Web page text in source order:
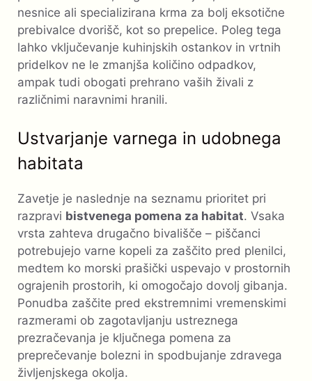
nesnice ali specializirana krma za bolj eksotične
prebivalce dvorišč, kot so prepelice. Poleg tega
lahko vključevanje kuhinjskih ostankov in vrtnih
pridelkov ne le zmanjša količino odpadkov,
ampak tudi obogati prehrano vaših živali z
različnimi naravnimi hranili.
Ustvarjanje varnega in udobnega
habitata
Zavetje je naslednje na seznamu prioritet pri
razpravi bistvenega pomena za habitat. Vsaka
vrsta zahteva drugačno bivališče – ​​piščanci
potrebujejo varne kopeli za zaščito pred plenilci,
medtem ko morski prašički uspevajo v prostornih
ograjenih prostorih, ki omogočajo dovolj gibanja.
Ponudba zaščite pred ekstremnimi vremenskimi
razmerami ob zagotavljanju ustreznega
prezračevanja je ključnega pomena za
preprečevanje bolezni in spodbujanje zdravega
življenjskega okolja.